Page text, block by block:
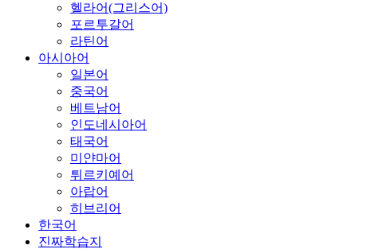
헬라어(그리스어)
포르투갈어
라틴어
아시아어
일본어
중국어
베트남어
인도네시아어
태국어
미얀마어
튀르키예어
아랍어
히브리어
한국어
진짜학습지